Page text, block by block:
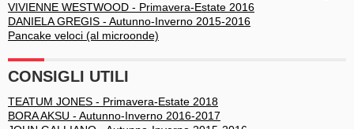
VIVIENNE WESTWOOD - Primavera-Estate 2016
DANIELA GREGIS - Autunno-Inverno 2015-2016
Pancake veloci (al microonde)
CONSIGLI UTILI
TEATUM JONES - Primavera-Estate 2018
BORA AKSU - Autunno-Inverno 2016-2017